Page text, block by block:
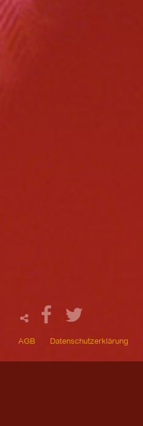
AGB Datenschutzerklärung